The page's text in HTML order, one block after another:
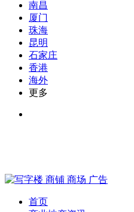
南昌
厦门
珠海
昆明
石家庄
香港
海外
更多
首页